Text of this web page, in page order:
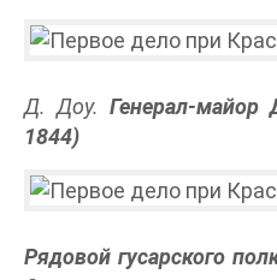
Д. Доу. Генерал-майор
1844)
Рядовой гусарского